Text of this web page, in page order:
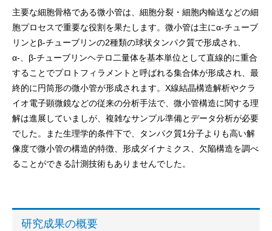
主要な細胞骨格である微小管は、細胞分裂・細胞内輸送などの細
胞プロセスで重要な役割を果たします。微小管は主にα-チューブ
リンとβ-チューブリンの2種類の球状タンパク質で形成され、
α-、β-チューブリンヘテロ二量体を基本単位として直線的に重合
することでプロトフィラメントと呼ばれる集合体が形成され、最
終的に円筒形の微小管が形成されます。X線結晶構造解析やクラ
イオ電子顕微鏡などの従来の分析手法で、微小管構造に関する理
解は進展していましが、複雑なサンプル準備とデータ分析が必要
でした。また生理学的条件下で、タンパク質1分子よりも高い解
像度で微小管の構造的特徴、形成ダイナミクス、欠陥構造を調べ
ることができる計測技術もありませんでした。
研究成果の概要